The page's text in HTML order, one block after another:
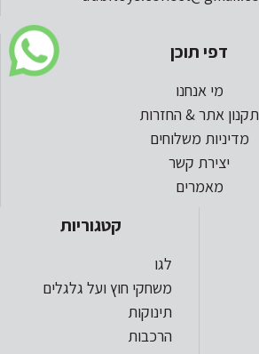
דפי תוכן
מי אנחנו
תקנון אתר & החזרות
מדיניות משלוחים
יצירת קשר
מאמרים
קטגוריות
לגו
משחקי חוץ ועל גלגלים
תינוקות
הרכבות